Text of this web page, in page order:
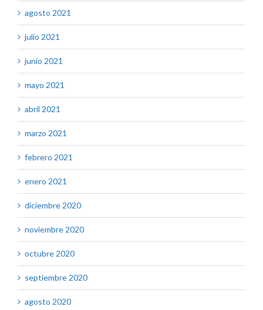
agosto 2021
julio 2021
junio 2021
mayo 2021
abril 2021
marzo 2021
febrero 2021
enero 2021
diciembre 2020
noviembre 2020
octubre 2020
septiembre 2020
agosto 2020